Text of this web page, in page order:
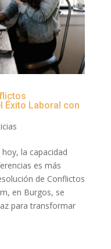
Éxito Laboral con
la capacidad
es más
de Conflictos
en Burgos, se
para transformar